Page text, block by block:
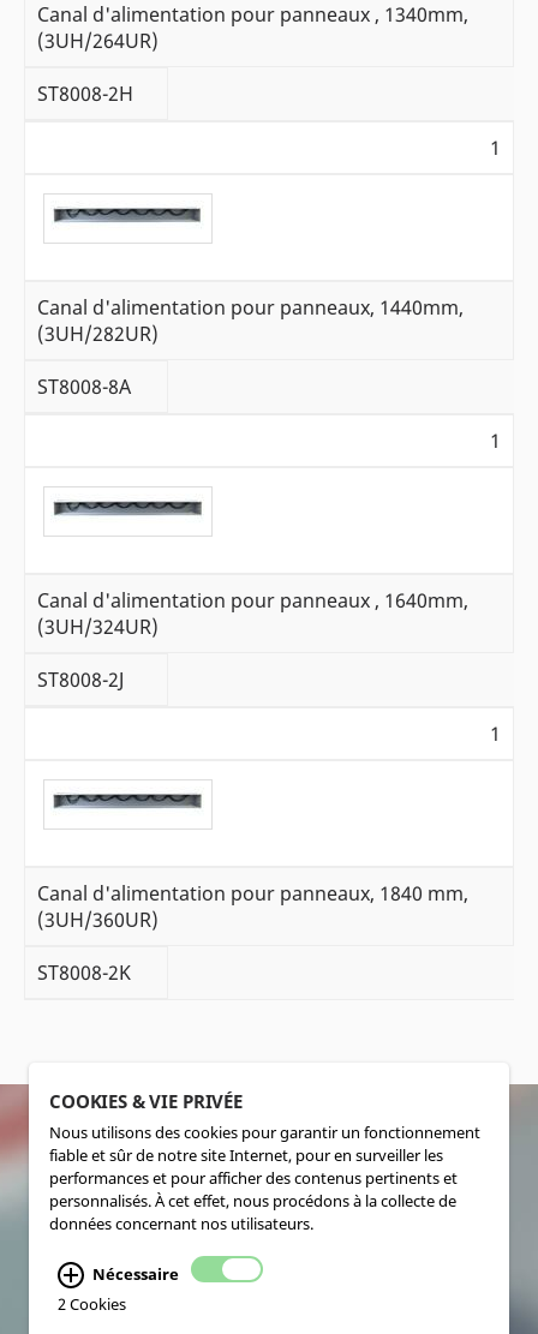
Canal d'alimentation pour panneaux , 1340mm,
(3UH/264UR)
ST8008-2H
1
Canal d'alimentation pour panneaux, 1440mm,
(3UH/282UR)
ST8008-8A
1
Canal d'alimentation pour panneaux , 1640mm,
(3UH/324UR)
ST8008-2J
1
Canal d'alimentation pour panneaux, 1840 mm,
(3UH/360UR)
ST8008-2K
SOCIALMEDIA
COOKIES & VIE PRIVÉE
Nous utilisons des cookies pour garantir un fonctionnement
fiable et sûr de notre site Internet, pour en surveiller les
performances et pour afficher des contenus pertinents et
personnalisés. À cet effet, nous procédons à la collecte de
données concernant nos utilisateurs.
Nécessaire
2 Cookies